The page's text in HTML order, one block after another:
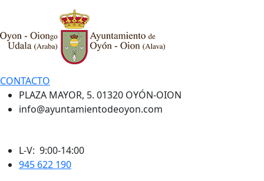
CONTACTO
PLAZA MAYOR, 5. 01320 OYÓN-OION
info@ayuntamientodeoyon.com
L-V: 9:00-14:00
945 622 190